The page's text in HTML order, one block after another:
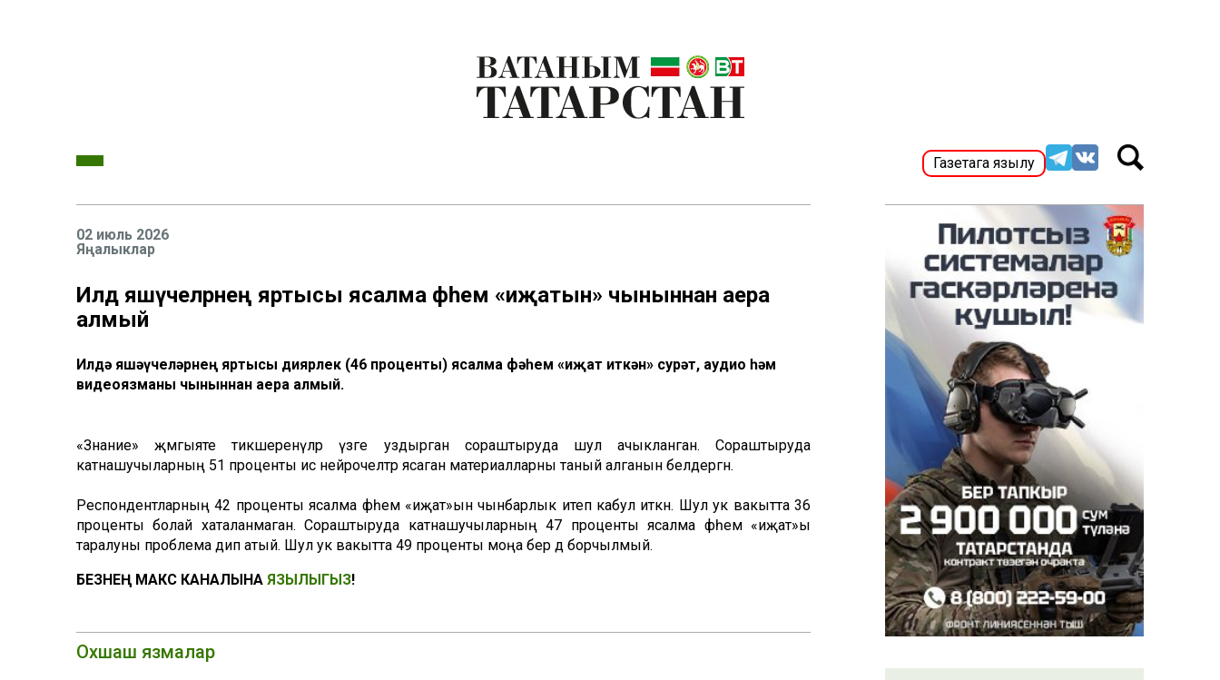
Газетага язылу
02 июль 2026
Яңалыклар
Илдә яшәүчеләрнең яртысы ясалма фәһем «иҗатын» чыныннан аера
алмый
Илдә яшәүчеләрнең яртысы диярлек (46 проценты) ясалма фәһем «иҗат иткән» сурәт, аудио һәм
видеоязманы чыныннан аера алмый.
«Знание» җәмгыяте тикшеренүләр үзәге уздырган сораштыруда шул ачыкланган. Сораштыруда
катнашучыларның 51 проценты исә нейрочелтәр ясаган материалларны таный алганын белдергән.
Респондентларның 42 проценты ясалма фәһем «иҗат»ын чынбарлык итеп кабул иткән. Шул ук вакытта 36
проценты болай хаталанмаган. Сораштыруда катнашучыларның 47 проценты ясалма фәһем «иҗат»ы
таралуны проблема дип атый. Шул ук вакытта 49 проценты моңа бер дә борчылмый.
БЕЗНЕҢ МАКС КАНАЛЫНА ЯЗЫЛЫГЫЗ!
Охшаш язмалар